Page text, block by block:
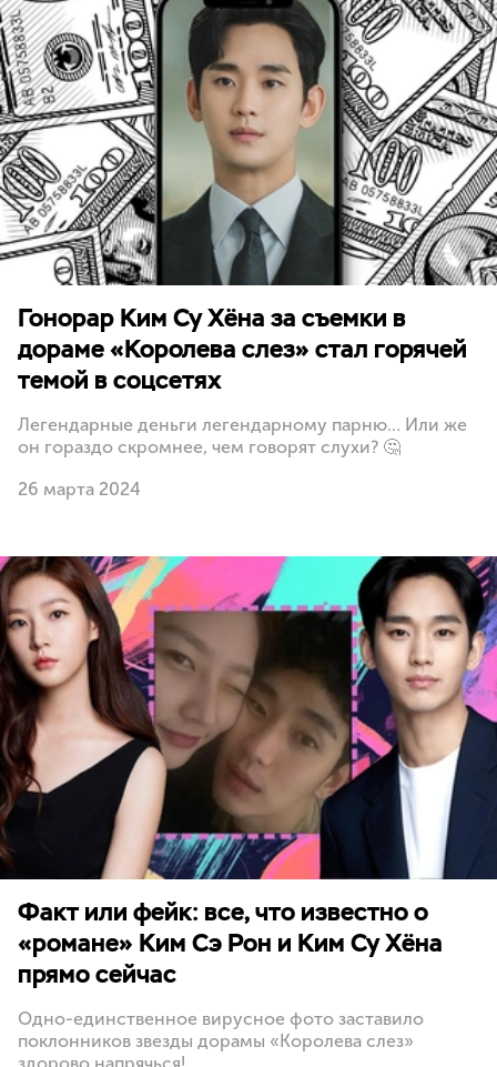
Гонорар Ким Су Хёна за съемки в
дораме «Королева слез» стал горячей
темой в соцсетях
Легендарные деньги легендарному парню… Или же
он гораздо скромнее, чем говорят слухи? 🤔
26 марта 2024
Факт или фейк: все, что известно о
«романе» Ким Сэ Рон и Ким Су Хёна
прямо сейчас
Одно-единственное вирусное фото заставило
поклонников звезды дорамы «Королева слез»